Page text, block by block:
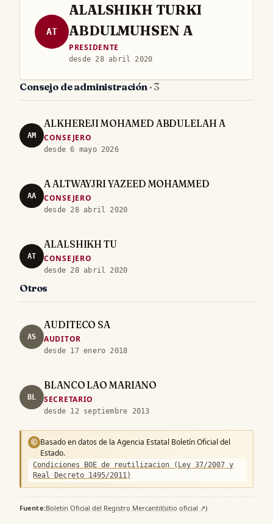
AT
ALALSHIKH TURKI
ABDULMUHSEN A
PRESIDENTE
desde 28 abril 2020
Consejo de administración · 3
AM
ALKHEREJI MOHAMED ABDULELAH A
CONSEJERO
desde 6 mayo 2026
AA
A ALTWAYJRI YAZEED MOHAMMED
CONSEJERO
desde 28 abril 2020
AT
ALALSHIKH TU
CONSEJERO
desde 28 abril 2020
Otros
AS
AUDITECO SA
AUDITOR
desde 17 enero 2018
BL
BLANCO LAO MARIANO
SECRETARIO
desde 12 septiembre 2013
© Basado en datos de la Agencia Estatal Boletín Oficial del
Estado.
Condiciones BOE de reutilizacion (Ley 37/2007 y
Real Decreto 1495/2011)
Fuente:Boletin Oficial del Registro Mercantil(sitio oficial ↗)·